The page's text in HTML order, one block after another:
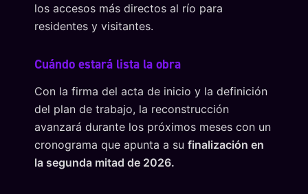
los accesos más directos al río para
residentes y visitantes.
Cuándo estará lista la obra
Con la firma del acta de inicio y la definición
del plan de trabajo, la reconstrucción
avanzará durante los próximos meses con un
cronograma que apunta a su finalización en
la segunda mitad de 2026.